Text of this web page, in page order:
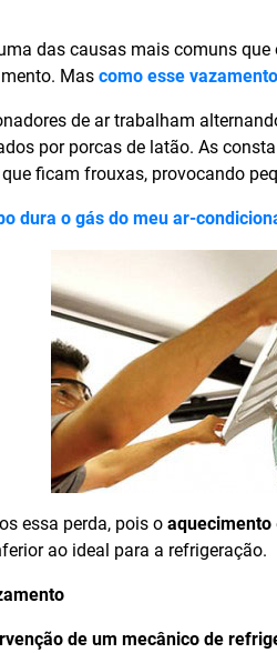
das causas mais comuns
Mas como esse
de ar trabalham
por porcas de latão. As
que ficam frouxas, provocando
dura o gás do meu ar-
essa perda, pois o aquecimento
ao ideal para a refrigeração.
de um mecânico de